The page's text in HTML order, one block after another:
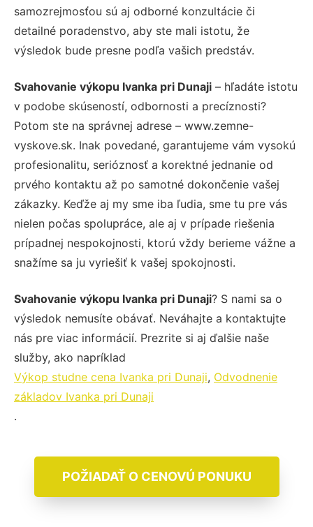
samozrejmosťou sú aj odborné konzultácie či
detailné poradenstvo, aby ste mali istotu, že
výsledok bude presne podľa vašich predstáv.
Svahovanie výkopu Ivanka pri Dunaji – hľadáte istotu
v podobe skúseností, odbornosti a precíznosti?
Potom ste na správnej adrese – www.zemne-
vyskove.sk. Inak povedané, garantujeme vám vysokú
profesionalitu, serióznosť a korektné jednanie od
prvého kontaktu až po samotné dokončenie vašej
zákazky. Keďže aj my sme iba ľudia, sme tu pre vás
nielen počas spolupráce, ale aj v prípade riešenia
prípadnej nespokojnosti, ktorú vždy berieme vážne a
snažíme sa ju vyriešiť k vašej spokojnosti.
Svahovanie výkopu Ivanka pri Dunaji? S nami sa o
výsledok nemusíte obávať. Neváhajte a kontaktujte
nás pre viac informácií. Prezrite si aj ďalšie naše
služby, ako napríklad
Výkop studne cena Ivanka pri Dunaji, Odvodnenie
základov Ivanka pri Dunaji
.
POŽIADAŤ O CENOVÚ PONUKU